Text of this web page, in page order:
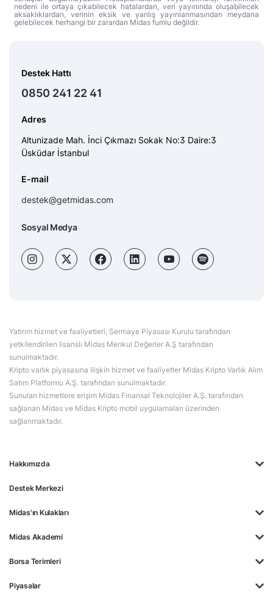
nedeni ile ortaya çıkabilecek hatalardan, veri yayınında oluşabilecek
aksaklıklardan, verinin eksik ve yanlış yayınlanmasından meydana
gelebilecek herhangi bir zarardan Midas fumlu değildir.
Hakkımızda
Destek Merkezi
Midas'ın Kulakları
Midas Akademi
Borsa Terimleri
Piyasalar
Destek Hattı
0850 241 22 41
Adres
Altunizade Mah. İnci Çıkmazı Sokak No:3 Daire:3
Üsküdar İstanbul
E-mail
destek@getmidas.com
Sosyal Medya
Yatırım hizmet ve faaliyetleri, Sermaye Piyasası Kurulu tarafından
yetkilendirilen lisanslı Midas Menkul Değerler A.Ş tarafından
sunulmaktadır.
Kripto varlık piyasasına ilişkin hizmet ve faaliyetler Midas Kripto Varlık Alım
Satım Platformu A.Ş. tarafından sunulmaktadır.
Sunulan hizmetlere erişim Midas Finansal Teknolojiler A.Ş. tarafından
sağlanan Midas ve Midas Kripto mobil uygulamaları üzerinden
sağlanmaktadır.